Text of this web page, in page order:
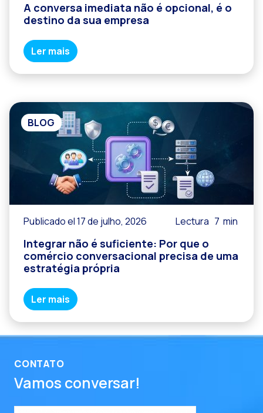
A conversa imediata não é opcional, é o
destino da sua empresa
Ler mais
BLOG
Publicado el 17 de julho, 2026 Lectura 7 min
Integrar não é suficiente: Por que o
comércio conversacional precisa de uma
estratégia própria
Ler mais
CONTATO
Vamos conversar!